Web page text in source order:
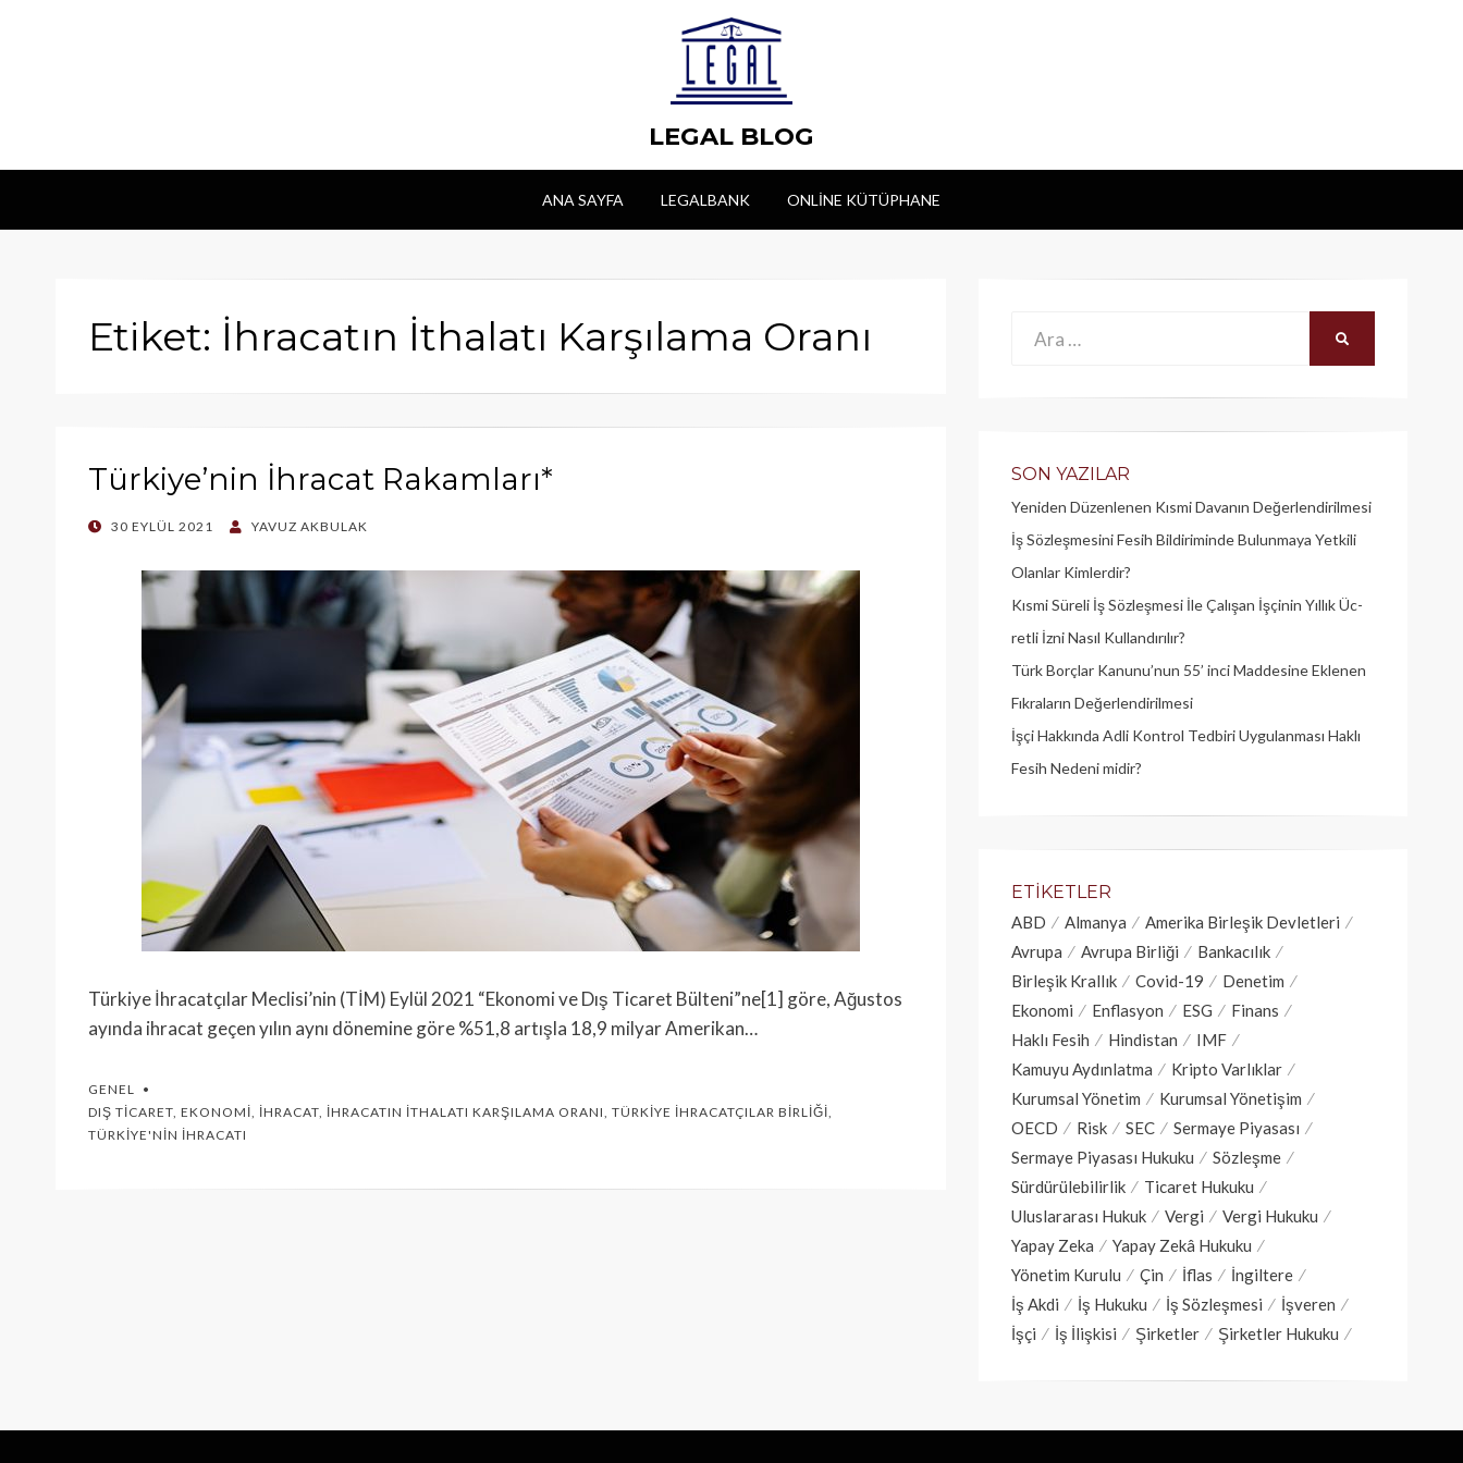
LEGAL BLOG
ANA SAYFA LEGALBANK ONLINE KÜTÜPHANE
Etiket: İhracatın İthalatı Karşılama Oranı
Türkiye’nin İhracat Rakamları*
POSTED
30 EYLÜL 2021 YAVUZ AKBULAK
Türkiye İhracatçılar Meclisi’nin (TİM) Eylül 2021 “Ekonomi ve Dış Ticaret Bülteni”ne[1] göre, Ağustos
ayında ihracat geçen yılın aynı dönemine göre %51,8 artışla 18,9 milyar Amerikan…
GENEL
DIŞ TICARET, EKONOMI, İHRACAT, İHRACATIN İTHALATI KARŞILAMA ORANI, TÜRKIYE İHRACATÇILAR BIRLIĞI,
TÜRKIYE'NIN İHRACATI
Ara:
SON YAZILAR
Yeniden Düzenlenen Kısmi Davanın Değerlendirilmesi
İş Sözleşmesini Fesih Bildiriminde Bulunmaya Yetkili
Olanlar Kimlerdir?
Kısmi Süreli İş Sözleşmesi İle Çalışan İşçinin Yıllık Üc­
retli İzni Nasıl Kullandırılır?
Türk Borçlar Kanunu’nun 55’ inci Maddesine Eklenen
Fıkraların Değerlendirilmesi
İşçi Hakkında Adli Kontrol Tedbiri Uygulanması Haklı
Fesih Nedeni midir?
ETIKETLER
ABD Almanya
Amerika Birleşik Devletleri
Avrupa
Avrupa Birliği
Bankacılık
Birleşik Krallık
Covid-19
Denetim
Ekonomi
Enflasyon ESG
Finans
Haklı Fesih
Hindistan
IMF
Kamuyu Aydınlatma
Kripto Varlıklar
Kurumsal Yönetim
Kurumsal Yönetişim
OECD
Risk SEC
Sermaye Piyasası
Sermaye Piyasası Hukuku
Sözleşme
Sürdürülebilirlik
Ticaret Hukuku
Uluslararası Hukuk
Vergi
Vergi Hukuku
Yapay Zeka
Yapay Zekâ Hukuku
Yönetim Kurulu
Çin İflas
İngiltere
İş Akdi
İş Hukuku İş Sözleşmesi
İşveren
İşçi
İş İlişkisi Şirketler Şirketler Hukuku